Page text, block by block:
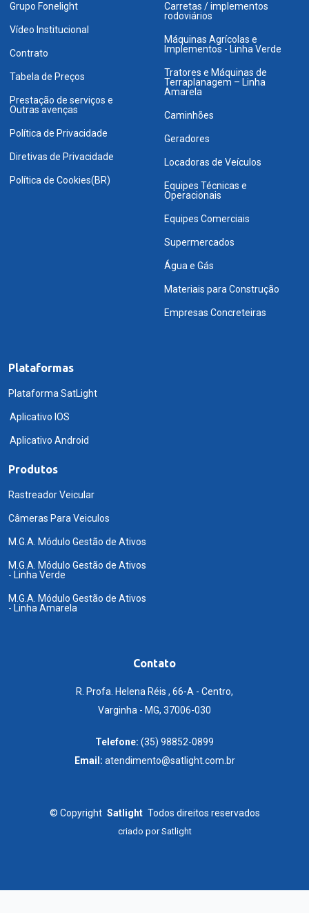
Grupo Fonelight
Vídeo Institucional
Contrato
Tabela de Preços
Prestação de serviços e
Outras avenças
Política de Privacidade
Diretivas de Privacidade
Política de Cookies(BR)
Carretas / implementos
rodoviários
Máquinas Agrícolas e
Implementos - Linha Verde
Tratores e Máquinas de
Terraplanagem – Linha
Amarela
Caminhões
Geradores
Locadoras de Veículos
Equipes Técnicas e
Operacionais
Equipes Comerciais
Supermercados
Água e Gás
Materiais para Construção
Empresas Concreteiras
Plataformas
Plataforma SatLight
Aplicativo IOS
Aplicativo Android
Produtos
Rastreador Veicular
Câmeras Para Veiculos
M.G.A. Módulo Gestão de Ativos
M.G.A. Módulo Gestão de Ativos
- Linha Verde
M.G.A. Módulo Gestão de Ativos
- Linha Amarela
Contato
R. Profa. Helena Réis , 66-A - Centro,
Varginha - MG, 37006-030
Telefone: (35) 98852-0899
Email: atendimento@satlight.com.br
© Copyright Satlight Todos direitos reservados
criado porSatlight